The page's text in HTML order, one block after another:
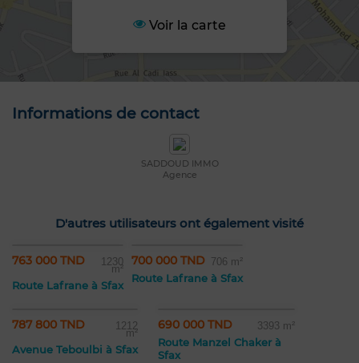
Voir la carte
Informations de contact
SADDOUD IMMO
Agence
D'autres utilisateurs ont également visité
763 000 TND 1230
m²
Route Lafrane à Sfax
700 000 TND 706 m²
Route Lafrane à Sfax
787 800 TND 1212
m²
Avenue Teboulbi à Sfax
690 000 TND 3393 m²
Route Manzel Chaker à
Sfax